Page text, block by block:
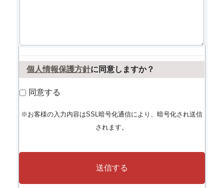
個人情報保護方針に同意しますか？
同意する
※お客様の入力内容はSSL暗号化通信により、暗号化され送信
されます。